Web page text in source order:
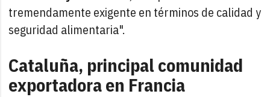
tremendamente exigente en términos de calidad y
seguridad alimentaria".
Cataluña, principal comunidad
exportadora en Francia